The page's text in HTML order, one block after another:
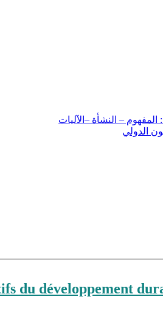
– النشأة –الآليات
الدولي
du développement